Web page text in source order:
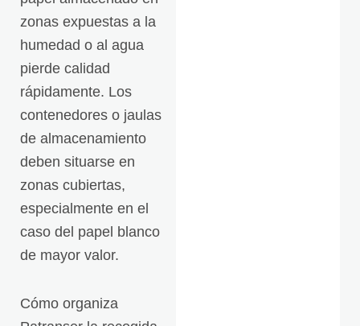
zonas expuestas a la
humedad o al agua
pierde calidad
rápidamente. Los
contenedores o jaulas
de almacenamiento
deben situarse en
zonas cubiertas,
especialmente en el
caso del papel blanco
de mayor valor.
Cómo organiza